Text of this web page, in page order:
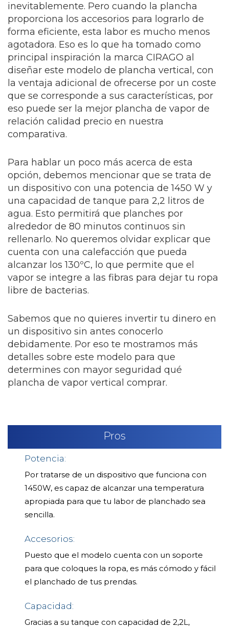
inevitablemente. Pero cuando la plancha
proporciona los accesorios para lograrlo de
forma eficiente, esta labor es mucho menos
agotadora. Eso es lo que ha tomado como
principal inspiración la marca CIRAGO al
diseñar este modelo de plancha vertical, con
la ventaja adicional de ofrecerse por un coste
que se corresponde a sus características, por
eso puede ser la mejor plancha de vapor de
relación calidad precio en nuestra
comparativa.
Para hablar un poco más acerca de esta
opción, debemos mencionar que se trata de
un dispositivo con una potencia de 1450 W y
una capacidad de tanque para 2,2 litros de
agua. Esto permitirá que planches por
alrededor de 80 minutos continuos sin
rellenarlo. No queremos olvidar explicar que
cuenta con una calefacción que pueda
alcanzar los 130ºC, lo que permite que el
vapor se integre a las fibras para dejar tu ropa
libre de bacterias.
Sabemos que no quieres invertir tu dinero en
un dispositivo sin antes conocerlo
debidamente. Por eso te mostramos más
detalles sobre este modelo para que
determines con mayor seguridad qué
plancha de vapor vertical comprar.
Pros
Potencia:
Por tratarse de un dispositivo que funciona con
1450W, es capaz de alcanzar una temperatura
apropiada para que tu labor de planchado sea
sencilla.
Accesorios:
Puesto que el modelo cuenta con un soporte
para que coloques la ropa, es más cómodo y fácil
el planchado de tus prendas.
Capacidad:
Gracias a su tanque con capacidad de 2,2L,